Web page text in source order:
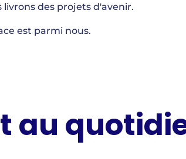
des projets d'avenir.
est parmi nous.
au